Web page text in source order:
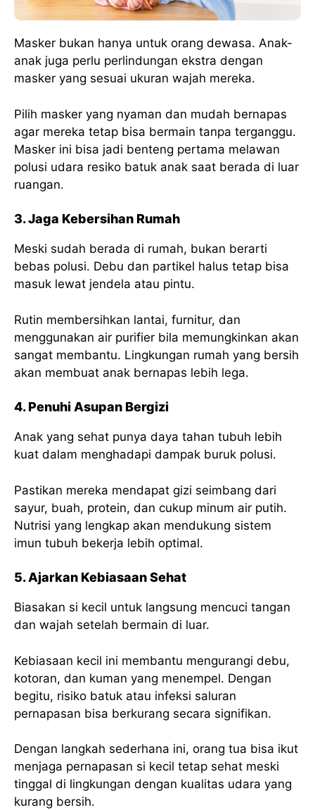
Masker bukan hanya untuk orang dewasa. Anak-
anak juga perlu perlindungan ekstra dengan
masker yang sesuai ukuran wajah mereka.
Pilih masker yang nyaman dan mudah bernapas
agar mereka tetap bisa bermain tanpa terganggu.
Masker ini bisa jadi benteng pertama melawan
polusi udara resiko batuk anak saat berada di luar
ruangan.
3. Jaga Kebersihan Rumah
Meski sudah berada di rumah, bukan berarti
bebas polusi. Debu dan partikel halus tetap bisa
masuk lewat jendela atau pintu.
Rutin membersihkan lantai, furnitur, dan
menggunakan air purifier bila memungkinkan akan
sangat membantu. Lingkungan rumah yang bersih
akan membuat anak bernapas lebih lega.
4. Penuhi Asupan Bergizi
Anak yang sehat punya daya tahan tubuh lebih
kuat dalam menghadapi dampak buruk polusi.
Pastikan mereka mendapat gizi seimbang dari
sayur, buah, protein, dan cukup minum air putih.
Nutrisi yang lengkap akan mendukung sistem
imun tubuh bekerja lebih optimal.
5. Ajarkan Kebiasaan Sehat
Biasakan si kecil untuk langsung mencuci tangan
dan wajah setelah bermain di luar.
Kebiasaan kecil ini membantu mengurangi debu,
kotoran, dan kuman yang menempel. Dengan
begitu, risiko batuk atau infeksi saluran
pernapasan bisa berkurang secara signifikan.
Dengan langkah sederhana ini, orang tua bisa ikut
menjaga pernapasan si kecil tetap sehat meski
tinggal di lingkungan dengan kualitas udara yang
kurang bersih.